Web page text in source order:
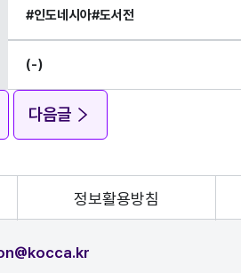
#인도네시아#도서전
(-)
다음글
정보활용방침